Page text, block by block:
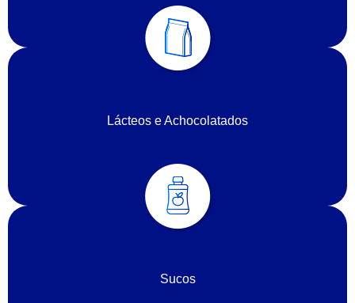
Lácteos e Achocolatados
Sucos